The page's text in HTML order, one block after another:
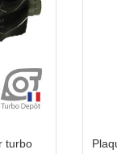
turbo